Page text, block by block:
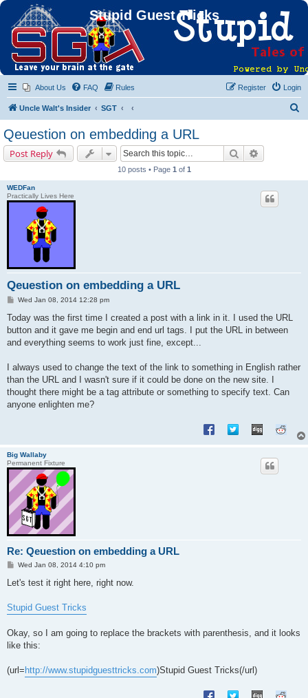
Stupid Guest Tricks
About Us FAQ Rules Login
Register
Uncle Walt's Insider SGT
Qeuestion on embedding a URL
Post Reply Search
10 posts • Page 1 of 1
WEDFan
Practically Lives Here
Qeuestion on embedding a URL
P
s
Wed Jan 08, 2014 12:28 pm
Today was the first time I created a post with a link in it. I used the URL
button and it gave me begin and end url tags. I put the URL in between
and everything seems to work just fine, except...
I always used to change the text of the link to something in English rather
than the URL and I wasn't sure if it could be done on the new site. I
thought there might be a tag attribute or something to specify text. Can
anyone enlighten me?
Big Wallaby
Permanent Fixture
Re: Qeuestion on embedding a URL
P
s
Wed Jan 08, 2014 4:10 pm
Let's test it right here, right now.
Stupid Guest Tricks
Okay, so I am going to replace the brackets with parenthesis, and it looks
like this:
(url=http://www.stupidguesttricks.com)Stupid Guest Tricks(/url)